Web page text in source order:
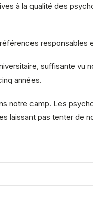
à la qualité des
responsables
suffisante vu
années.
notre camp. Les
laissant pas tenter de